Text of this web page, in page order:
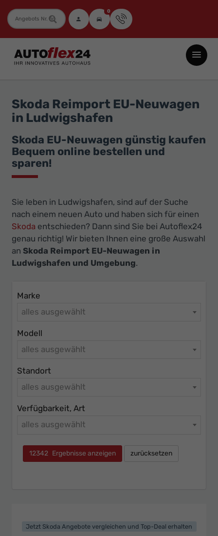
Fahrzeugnummer 0
Autoflex24
GmbH
Neuwagen
Jahreswagen
und
Gebrauchtwagen
zu
Top-
-
Ihr
Innovatives
Autohaus
Skoda Reimport EU-Neuwagen
in Ludwigshafen
Skoda EU-Neuwagen günstig kaufen
Bequem online bestellen und
sparen!
Sie leben in Ludwigshafen, sind auf der Suche
nach einem neuen Auto und haben sich für einen
Skoda entschieden? Dann sind Sie bei Autoflex24
genau richtig! Wir bieten Ihnen eine große Auswahl
an Skoda Reimport EU-Neuwagen in
Ludwigshafen und Umgebung.
Marke
alles ausgewählt
Modell
alles ausgewählt
Standort
alles ausgewählt
Verfügbarkeit, Art
alles ausgewählt
12342 Ergebnisse anzeigen zurücksetzen
Jetzt Skoda Angebote vergleichen und Top-Deal erhalten